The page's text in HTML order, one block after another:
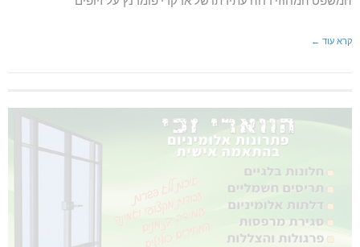
קרא עוד ←